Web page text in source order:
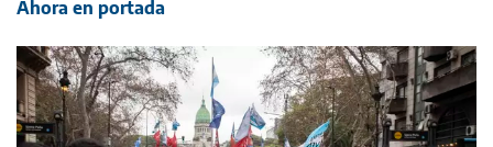
Ahora en portada